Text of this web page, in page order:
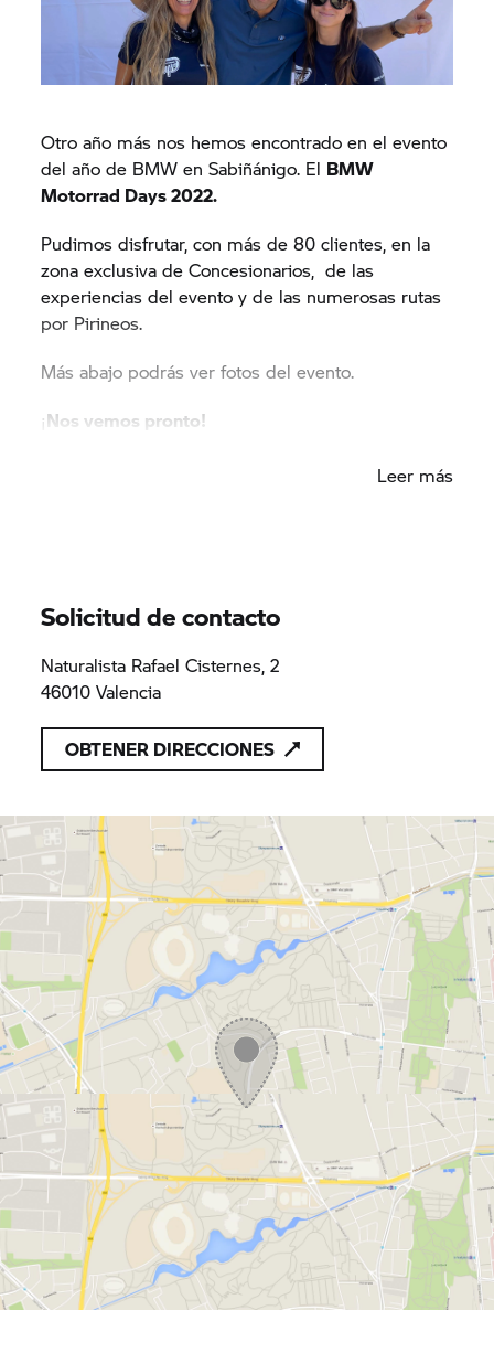
Otro año más nos hemos encontrado en el evento
del año de BMW en Sabiñánigo. El BMW
Motorrad Days 2022.
Pudimos disfrutar, con más de 80 clientes, en la
zona exclusiva de Concesionarios, de las
experiencias del evento y de las numerosas rutas
por Pirineos.
Más abajo podrás ver fotos del evento.
¡Nos vemos pronto!
Leer más
Solicitud de contacto
Naturalista Rafael Cisternes, 2
46010 Valencia
OBTENER DIRECCIONES